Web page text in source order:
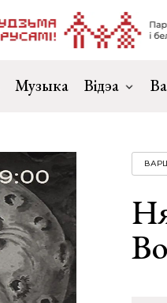
Музыка Відэа